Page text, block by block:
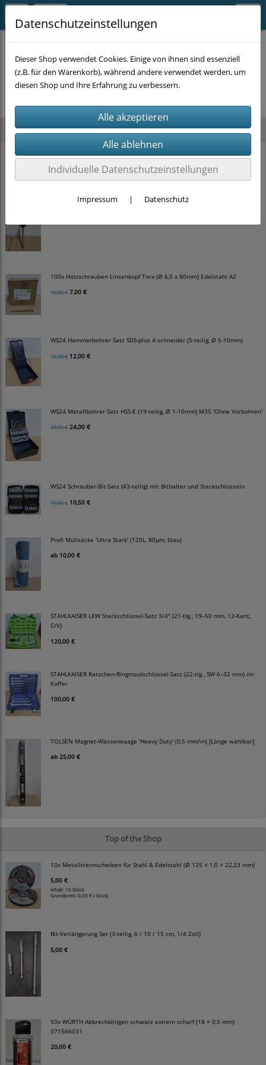
Neu im Shop
PRITEX Einhand-Bauschaumpistole mit PTFE Beschichtung (2K-Griff)
15,00 €
Stockschrauben Solar Edelstahl (M10 x 200mm, SW 7) DIN 6923 + EPDM
100x Holzschrauben Linsenkopf Torx (Ø 6,0 x 80mm) Edelstahl A2
10,00 € 7,00 €
WS24 Hammerbohrer Satz SDS-plus 4-schneider (5-teilig, Ø 5-10mm)
15,00 € 12,00 €
WS24 Metallbohrer Satz HSS-E (19-teilig, Ø 1-10mm) M35 'Ohne Vorbohren'
30,00 € 24,00 €
WS24 Schrauber-Bit-Satz (43-teilig) mit Bithalter und Steckschlüsseln
15,00 € 10,50 €
Profi Müllsäcke 'Ultra Stark' (120L, 80µm, blau)
ab 10,00 €
STAHLKAISER LKW Steckschlüssel-Satz 3/4" (21-tlg., 19–50 mm, 12-Kant,
CrV)
120,00 €
STAHLKAISER Ratschen-Ringmaulschlüssel-Satz (22-tlg., SW 6–32 mm) im
Koffer
100,00 €
TOLSEN Magnet-Wasserwaage 'Heavy Duty' (0,5 mm/m) [Länge wählbar]
ab 25,00 €
Top of the Shop
10x Metalltrennscheiben für Stahl & Edelstahl (Ø 125 × 1,0 × 22,23 mm)
5,00 €
Inhalt: 10 Stück
Grundpreis:0,50 € / Stück
Bit-Verlängerung Set (3-teilig, 6 / 10 / 15 cm, 1/4 Zoll)
5,00 €
50x WÜRTH Abbrechklingen schwarz extrem scharf (18 × 0,5 mm)
071566031
20,00 €
Es wurden leider keine Produkte gefunden.
Datenschutzeinstellungen
Dieser Shop verwendet Cookies. Einige von ihnen sind essenziell
(z.B. für den Warenkorb), während andere verwendet werden, um
diesen Shop und Ihre Erfahrung zu verbessern.
Individuelle Datenschutzeinstellungen
Impressum | Datenschutz